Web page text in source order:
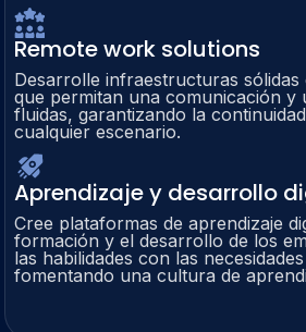
Remote work solutions
Desarrolle infraestructuras
que permitan una comunicación y
fluidas, garantizando la
cualquier escenario.
Aprendizaje y desarrollo
Cree plataformas de aprendizaje
formación y el desarrollo de los
las habilidades con las
fomentando una cultura de